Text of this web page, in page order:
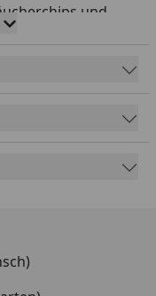
und
Grillrost und
fruchtige,
Aromanote.